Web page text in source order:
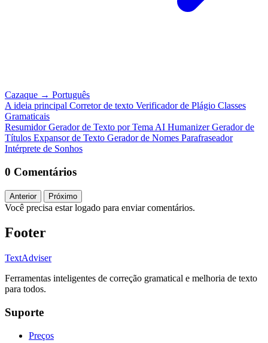
Cazaque → Português
A ideia principal Corretor de texto Verificador de Plágio Classes
Gramaticais
ResumidorGerador de Texto por Tema AI HumanizerGerador de
Títulos Expansor de Texto Gerador de Nomes Parafraseador
Intérprete de Sonhos
0 Comentários
Anterior Próximo
Você precisa estar logado para enviar comentários.
Footer
TextAdviser
Ferramentas inteligentes de correção gramatical e melhoria de texto
para todos.
Suporte
Preços